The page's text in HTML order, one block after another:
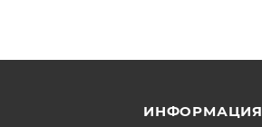
ИНФОРМАЦИЯ